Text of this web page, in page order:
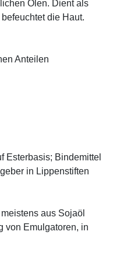
Ölen. Dient als
die Haut.
Anteilen
Esterbasis; Bindemittel
in Lippenstiften
aus Sojaöl
von Emulgatoren, in